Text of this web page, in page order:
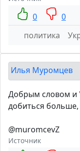
0 0
политика
Илья Муромцев
Добрым словом и
добиться
@muromcevZ
Источник